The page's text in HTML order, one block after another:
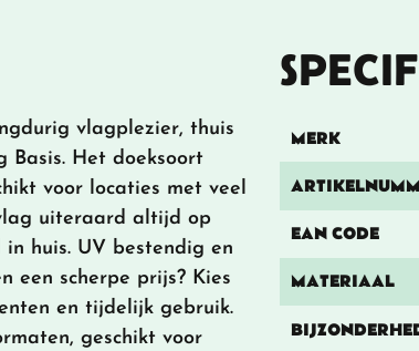
vlagplezier, thuis
Basis. Het doeksoort
voor locaties met veel
uiteraard altijd op
huis. UV bestendig en
een scherpe prijs? Kies
en tijdelijk gebruik.
geschikt voor
MERK
EAN CODE
MATERIAAL